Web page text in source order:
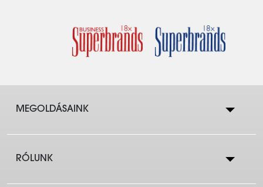
MEGOLDÁSAINK
Lakástakarék
RÓLUNK